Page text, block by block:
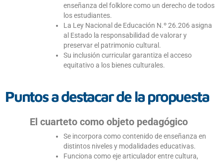
enseñanza del folklore como un derecho de todos
los estudiantes.
La Ley Nacional de Educación N.º 26.206 asigna
al Estado la responsabilidad de valorar y
preservar el patrimonio cultural.
Su inclusión curricular garantiza el acceso
equitativo a los bienes culturales.
Puntos a destacar de la propuesta
El cuarteto como objeto pedagógico
Se incorpora como contenido de enseñanza en
distintos niveles y modalidades educativas.
Funciona como eje articulador entre cultura,